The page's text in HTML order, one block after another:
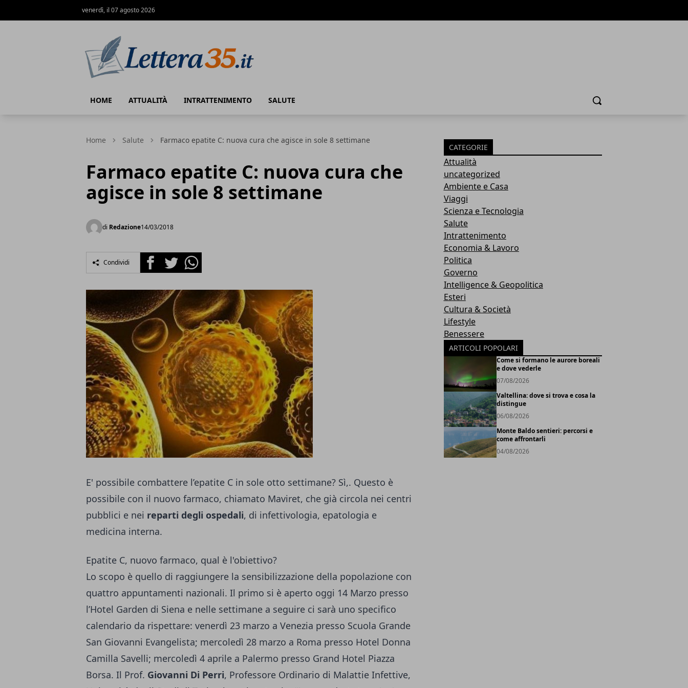
venerdì, il 07 agosto 2026
HOME ATTUALITÀ INTRATTENIMENTO SALUTE Cerca
Home Salute Farmaco epatite C: nuova cura che agisce in sole 8 settimane
Farmaco epatite C: nuova cura che
agisce in sole 8 settimane
di Redazione14/03/2018
Condividi FacebookTwitterWhatsapp
E' possibile combattere l’epatite C in sole otto settimane? Sì,. Questo è
possibile con il nuovo farmaco, chiamato Maviret, che già circola nei centri
pubblici e nei reparti degli ospedali, di infettivologia, epatologia e
medicina interna.
Epatite C, nuovo farmaco, qual è l'obiettivo?
Lo scopo è quello di raggiungere la sensibilizzazione della popolazione con
quattro appuntamenti nazionali. Il primo si è aperto oggi 14 Marzo presso
l’Hotel Garden di Siena e nelle settimane a seguire ci sarà uno specifico
calendario da rispettare: venerdì 23 marzo a Venezia presso Scuola Grande
San Giovanni Evangelista; mercoledì 28 marzo a Roma presso Hotel Donna
Camilla Savelli; mercoledì 4 aprile a Palermo presso Grand Hotel Piazza
Borsa. Il Prof. Giovanni Di Perri, Professore Ordinario di Malattie Infettive,
CATEGORIE
Attualità
uncategorized
Ambiente e Casa
Viaggi
Scienza e Tecnologia
Salute
Intrattenimento
Economia & Lavoro
Politica
Governo
Intelligence & Geopolitica
Esteri
Cultura & Società
Lifestyle
Benessere
ARTICOLI POPOLARI
Come si formano le aurore boreali
e dove vederle
07/08/2026
Valtellina: dove si trova e cosa la
distingue
06/08/2026
Monte Baldo sentieri: percorsi e
come affrontarli
04/08/2026